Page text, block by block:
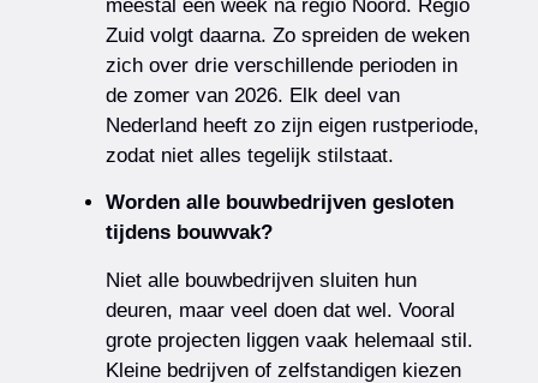
meestal een week na regio Noord. Regio
Zuid volgt daarna. Zo spreiden de weken
zich over drie verschillende perioden in
de zomer van 2026. Elk deel van
Nederland heeft zo zijn eigen rustperiode,
zodat niet alles tegelijk stilstaat.
Worden alle bouwbedrijven gesloten
tijdens bouwvak?
Niet alle bouwbedrijven sluiten hun
deuren, maar veel doen dat wel. Vooral
grote projecten liggen vaak helemaal stil.
Kleine bedrijven of zelfstandigen kiezen